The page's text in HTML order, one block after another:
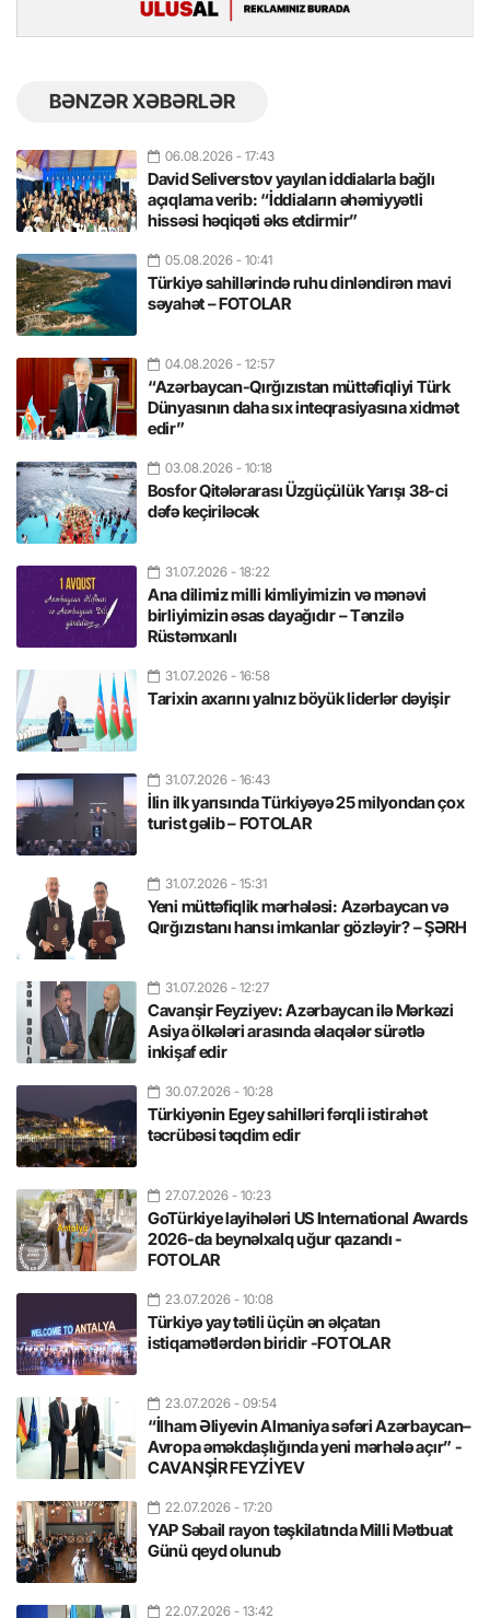
BƏNZƏR XƏBƏRLƏR
06.08.2026 - 17:43
David Seliverstov yayılan iddialarla bağlı
açıqlama verib: “İddiaların əhəmiyyətli
hissəsi həqiqəti əks etdirmir”
05.08.2026 - 10:41
Türkiyə sahillərində ruhu dinləndirən mavi
səyahət – FOTOLAR
04.08.2026 - 12:57
“Azərbaycan-Qırğızıstan müttəfiqliyi Türk
Dünyasının daha sıx inteqrasiyasına xidmət
edir”
03.08.2026 - 10:18
Bosfor Qitələrarası Üzgüçülük Yarışı 38-ci
dəfə keçiriləcək
31.07.2026 - 18:22
Ana dilimiz milli kimliyimizin və mənəvi
birliyimizin əsas dayağıdır – Tənzilə
Rüstəmxanlı
31.07.2026 - 16:58
Tarixin axarını yalnız böyük liderlər dəyişir
31.07.2026 - 16:43
İlin ilk yarısında Türkiyəyə 25 milyondan çox
turist gəlib – FOTOLAR
31.07.2026 - 15:31
Yeni müttəfiqlik mərhələsi: Azərbaycan və
Qırğızıstanı hansı imkanlar gözləyir? – ŞƏRH
31.07.2026 - 12:27
Cavanşir Feyziyev: Azərbaycan ilə Mərkəzi
Asiya ölkələri arasında əlaqələr sürətlə
inkişaf edir
30.07.2026 - 10:28
Türkiyənin Egey sahilləri fərqli istirahət
təcrübəsi təqdim edir
27.07.2026 - 10:23
GoTürkiye layihələri US International Awards
2026-da beynəlxalq uğur qazandı -
FOTOLAR
23.07.2026 - 10:08
Türkiyə yay tətili üçün ən əlçatan
istiqamətlərdən biridir -FOTOLAR
23.07.2026 - 09:54
“İlham Əliyevin Almaniya səfəri Azərbaycan–
Avropa əməkdaşlığında yeni mərhələ açır” -
CAVANŞİR FEYZİYEV
22.07.2026 - 17:20
YAP Səbail rayon təşkilatında Milli Mətbuat
Günü qeyd olunub
22.07.2026 - 13:42